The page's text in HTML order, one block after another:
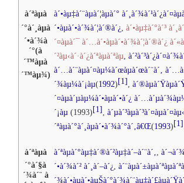
à´ªàµà
´°à´¸àµà
´•à´¾à
´°(à
´™àµà
´™àµ¾)
à´•àµ‡à´¨àµà´¦àµà´°
´•àµà´•à´¾à´¦à´®à´¿ ,à´•àµ‡à´°à´³
´¤àµà´¯
à´…à´•àµà´•à´¾à´¦à´®à´¿
´²àµ‹à´·à´¿à´ªàµà´ªàµ,
à´…à´¨àµà´¤àµ¼à´œàµà´œà´¨à´‚
´¾àµ¼à´¡àµ(1992) [1] ,
´¤àµà´µàµ¼à´•àµà´•à´¿
´¡àµ (1993) [1] ,
´ªàµà´°à´¸àµà´•à´¾à´°à´‚â€Œ(1993) [1]
à´ªàµà
´°à´§à
´¾à´¨ à
à´ªàµà´°àµ‡à´®à´²àµ‡à´–à´¨à´‚,
´•à´¾à´² à´¸à´–à´¿ ,